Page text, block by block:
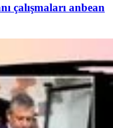
çalışmaları anbean